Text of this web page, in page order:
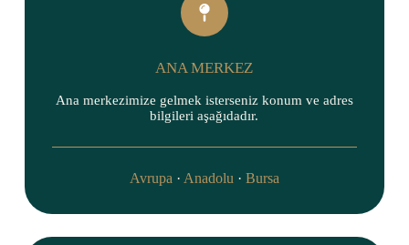
ANA MERKEZ
Ana merkezimize gelmek isterseniz konum ve adres
bilgileri aşağıdadır.
Avrupa· Anadolu· Bursa